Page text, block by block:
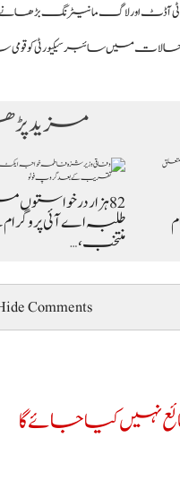
آڈٹ اور لاگ مانیٹرنگ بڑھانے
میں سائبر سیکیورٹی کو قومی
مزید
طلبہ اے آئی
منتخب،…
Comments
نہیں کیا جائے گا